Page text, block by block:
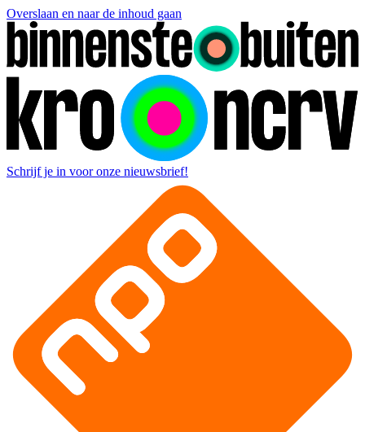
Overslaan en naar de inhoud gaan
Schrijf je in voor onze nieuwsbrief!